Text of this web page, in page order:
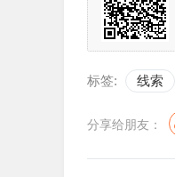
标签: 线索
分享给朋友：